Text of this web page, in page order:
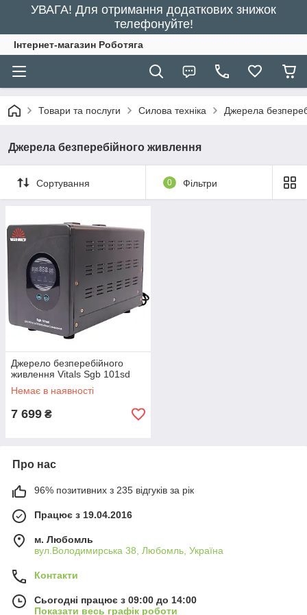
УВАГА! Для отримання додаткових знижок
телефонуйте!
Інтернет-магазин Роботяга
Товари та послуги Силова техніка Джерела
Джерела безперебійного живлення
Сортування 0 Фільтри
Джерело безперебійного
живлення Vitals Sgb 101sd
Немає в наявності
7 699 ₴
Про нас
96% позитивних з 235 відгуків за рік
Працює з 19.04.2016
м. Любомль
вул.Володимирська 38, Любомль, Україна
Контакти
Сьогодні працює з 09:00 до 14:00
Показати весь графік роботи